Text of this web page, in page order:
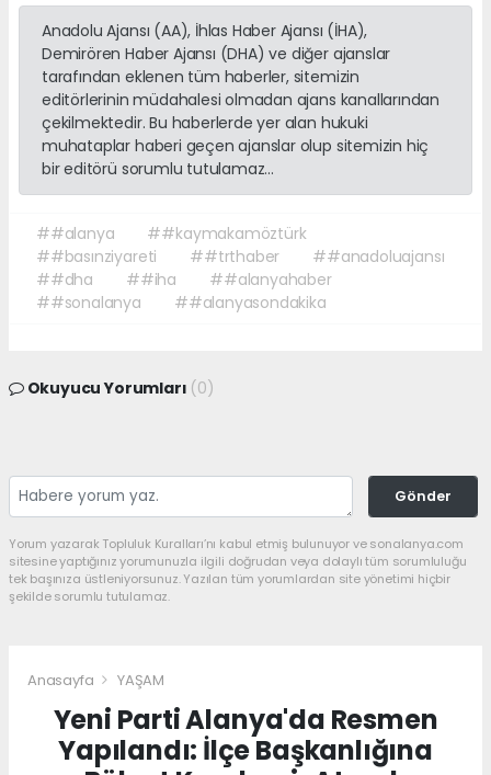
Anadolu Ajansı (AA), İhlas Haber Ajansı (İHA),
Demirören Haber Ajansı (DHA) ve diğer ajanslar
tarafından eklenen tüm haberler, sitemizin
editörlerinin müdahalesi olmadan ajans kanallarından
çekilmektedir. Bu haberlerde yer alan hukuki
muhataplar haberi geçen ajanslar olup sitemizin hiç
bir editörü sorumlu tutulamaz...
##alanya
##kaymakamöztürk
##basınziyareti
##trthaber
##anadoluajansı
##dha
##iha
##alanyahaber
##sonalanya
##alanyasondakika
Okuyucu Yorumları (0)
Gönder
Yorum yazarak Topluluk Kuralları’nı kabul etmiş bulunuyor ve sonalanya.com
sitesine yaptığınız yorumunuzla ilgili doğrudan veya dolaylı tüm sorumluluğu
tek başınıza üstleniyorsunuz. Yazılan tüm yorumlardan site yönetimi hiçbir
şekilde sorumlu tutulamaz.
Anasayfa YAŞAM
Yeni Parti Alanya'da Resmen
Yapılandı: İlçe Başkanlığına